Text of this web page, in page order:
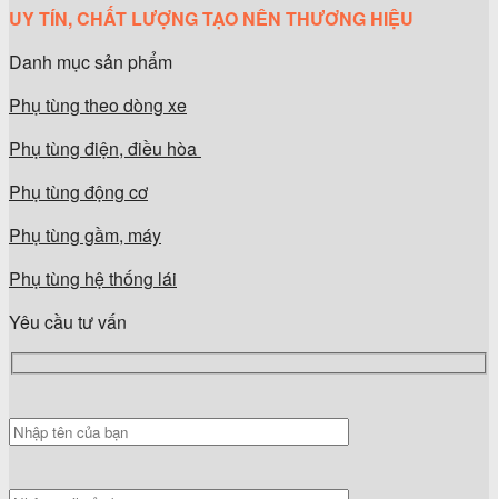
UY TÍN, CHẤT LƯỢNG TẠO NÊN THƯƠNG HIỆU
Danh mục sản phẩm
Phụ tùng theo dòng xe
Phụ tùng điện, điều hòa
Phụ tùng động cơ
Phụ tùng gầm, máy
Phụ tùng hệ thống lái
Yêu cầu tư vấn